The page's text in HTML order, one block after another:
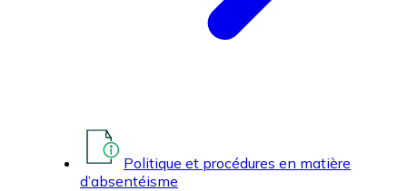
Politique et procédures en matière
d’absentéisme